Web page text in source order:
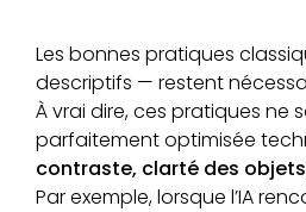
Les bonnes pratiques
descriptifs — restent
À vrai dire, ces pratiques ne
parfaitement optimisée
contraste, clarté des
Par exemple, lorsque l’IA